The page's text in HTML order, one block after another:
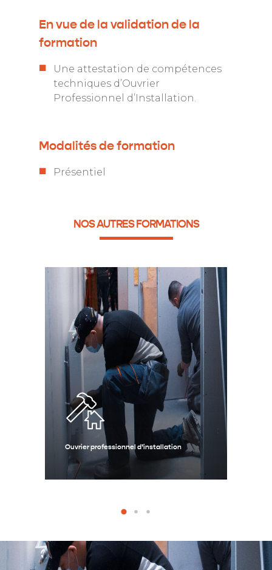
En vue de la validation de la
formation
Une attestation de compétences
techniques d’Ouvrier
Professionnel d’Installation.
Modalités de formation
Présentiel
NOS AUTRES FORMATIONS
Ouvrier professionnel d’installation